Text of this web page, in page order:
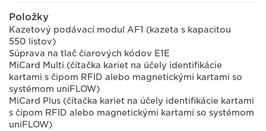
Položky
Kazetový podávací modul AF1 (kazeta s kapacitou
550 listov)
Súprava na tlač čiarových kódov E1E
MiCard Multi (čítačka kariet na účely identifikácie
kartami s čipom RFID alebo magnetickými kartami so
systémom uniFLOW)
MiCard Plus (čítačka kariet na účely identifikácie kartami
s čipom RFID alebo magnetickými kartami so systémom
uniFLOW)